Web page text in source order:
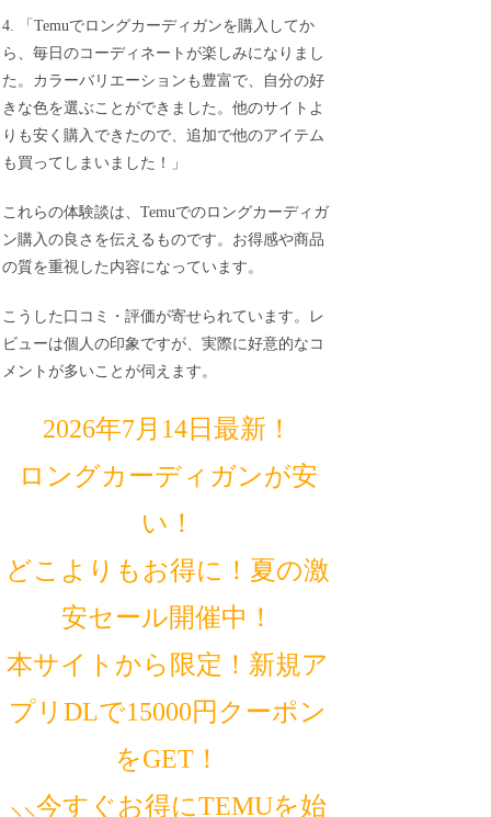
4. 「Temuでロングカーディガンを購入してか
ら、毎日のコーディネートが楽しみになりまし
た。カラーバリエーションも豊富で、自分の好
きな色を選ぶことができました。他のサイトよ
りも安く購入できたので、追加で他のアイテム
も買ってしまいました！」
これらの体験談は、Temuでのロングカーディガ
ン購入の良さを伝えるものです。お得感や商品
の質を重視した内容になっています。
こうした口コミ・評価が寄せられています。レ
ビューは個人の印象ですが、実際に好意的なコ
メントが多いことが伺えます。
2026年7月14日最新！
ロングカーディガンが安
い！
どこよりもお得に！夏の激
安セール開催中！
本サイトから限定！新規ア
プリDLで15000円クーポン
をGET！
⸜⸜今すぐお得にTEMUを始